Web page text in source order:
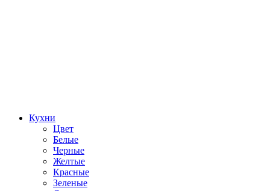
Кухни
Цвет
Белые
Черные
Желтые
Красные
Зеленые